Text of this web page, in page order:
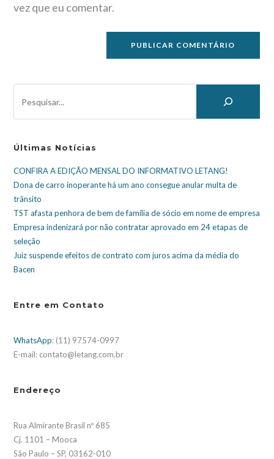
vez que eu comentar.
Últimas Notícias
CONFIRA A EDIÇÃO MENSAL DO INFORMATIVO LETANG!
Dona de carro inoperante há um ano consegue anular multa de
trânsito
TST afasta penhora de bem de família de sócio em nome de empresa
Empresa indenizará por não contratar aprovado em 24 etapas de
seleção
Juiz suspende efeitos de contrato com juros acima da média do
Bacen
Entre em Contato
WhatsApp: (11) 97574-0997
E-mail: contato@letang.com.br
Endereço
Rua Almirante Brasil nº 685
Cj. 1101 – Mooca
São Paulo – SP, 03162-010